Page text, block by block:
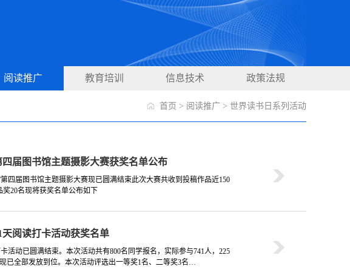
阅读推广 教育培训 信息技术 政策法规
首页 > 阅读推广 > 世界读书日系列活动
届图书馆主题摄影大赛获奖名单公布
四届图书馆主题摄影大赛现已圆满结束此次大赛共收到投稿作品近150
20名现将获奖名单公布如下
天阅读打卡活动获奖名单
活动已圆满结束。本次活动共有800名同学报名，实际参与741人，225
已全部发放到位。本次活动评选出一等奖1名、二等奖3名…